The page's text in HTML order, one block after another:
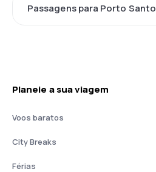
Passagens para Porto Santo
Planeie a sua viagem
Voos baratos
City Breaks
Férias